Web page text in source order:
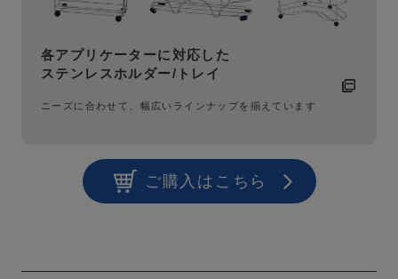
各アプリケーターに対応した
ステンレスホルダー/トレイ
ニーズに合わせて、幅広いラインナップを揃えています
ご購入はこちら